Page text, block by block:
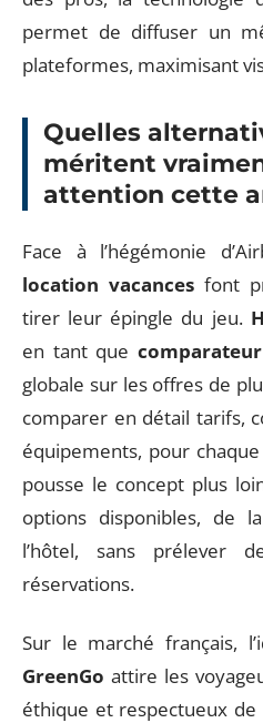
permet de diffuser un
plateformes, maximisant
Quelles
méritent
attention cette
Face à l’hégémonie
location vacances font
tirer leur épingle du jeu.
en tant quecomparateur
globale sur les offres de
comparer en détail tarifs,
équipements, pour
pousse le concept plus
options disponibles, de
l’hôtel, sans prélever
réservations.
Sur le marché français,
GreenGo attire les
éthique et respectueux de